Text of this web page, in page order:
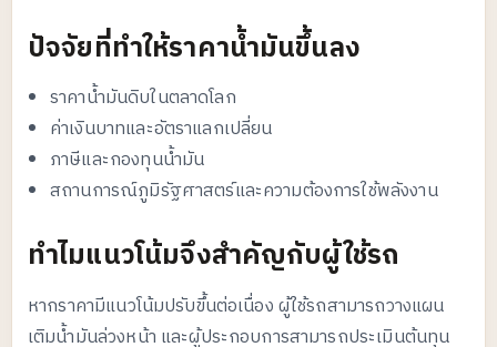
ปัจจัยที่ทำให้ราคาน้ำมันขึ้นลง
ราคาน้ำมันดิบในตลาดโลก
ค่าเงินบาทและอัตราแลกเปลี่ยน
ภาษีและกองทุนน้ำมัน
สถานการณ์ภูมิรัฐศาสตร์และความต้องการใช้พลังงาน
ทำไมแนวโน้มจึงสำคัญกับผู้ใช้รถ
หากราคามีแนวโน้มปรับขึ้นต่อเนื่อง ผู้ใช้รถสามารถวางแผน
เติมน้ำมันล่วงหน้า และผู้ประกอบการสามารถประเมินต้นทุน